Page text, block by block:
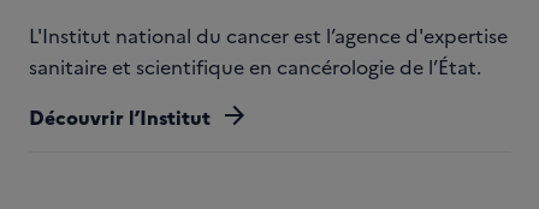
L'Institut national du cancer est l’agence d'expertise
sanitaire et scientifique en cancérologie de l’État.
Découvrir l’Institut arrow_forward